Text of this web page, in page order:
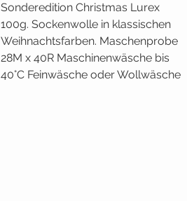
Sonderedition Christmas Lurex
100g. Sockenwolle in klassischen
Weihnachtsfarben. Maschenprobe
28M x 40R Maschinenwäsche bis
40°C Feinwäsche oder Wollwäsche